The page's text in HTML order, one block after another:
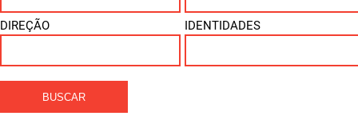
DIREÇÃO IDENTIDADES